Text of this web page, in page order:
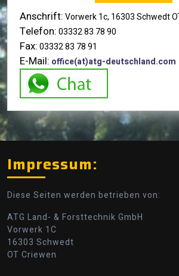
Anschrift:Vorwerk 1c, 16303 Schwedt
Telefon:03332 83 78 90
Fax:03332 83 78 91
E-Mail: office(at)atg-deutschland.com
Impressum:
Diese Seiten werden betrieben von:
ATG Land- & Forsttechnik GmbH
Vorwerk 1C
16303 Schwedt
OT Criewen